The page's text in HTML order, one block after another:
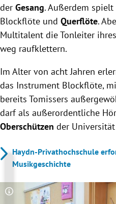
der Gesang. Außerdem
Blockflöte und Querflöte.
Multitalent die Tonleiter
weg raufklettern.
Im Alter von acht Jahren
das Instrument Blockflöte,
bereits Tomissers
darf als außerordentliche
Oberschützen der
Haydn-Privathochschule
Musikgeschichte
Copyright-Hinweis